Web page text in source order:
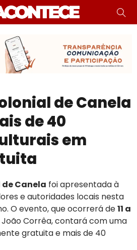
de Canela
de 40
em
de Canela foi apresentada à
e autoridades locais nesta
O evento, que ocorrerá de11 a
João Corrêa, contará com uma
gratuita e mais de 40